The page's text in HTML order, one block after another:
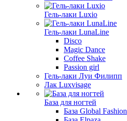
Гель-лаки Luxio
Гель-лаки LunaLine
Disco
Magic Dance
Coffee Shake
Passion girl
Гель-лаки Луи Филипп
Лак Luxvisage
База для ногтей
База Global Fashion